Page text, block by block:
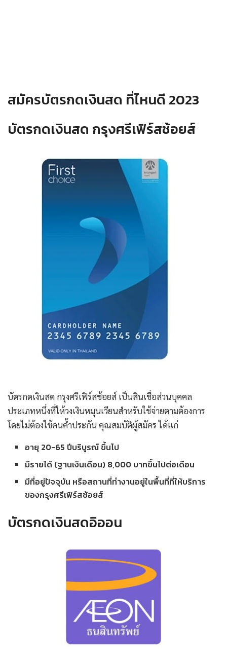
สมัครบัตรกดเงินสด ที่ไหนดี 2023
บัตรกดเงินสด กรุงศรีเฟิร์สช้อยส์
บัตรกดเงินสด กรุงศรีเฟิร์สช้อยส์ เป็นสินเชื่อส่วนบุคคล
ประเภทหนึ่งที่ให้วงเงินหมุนเวียนสำหรับใช้จ่ายตามต้องการ
โดยไม่ต้องใช้คนค้ำประกัน คุณสมบัติผู้สมัคร ได้แก่
อายุ 20-65 ปีบริบูรณ์ ขึ้นไป
มีรายได้ (ฐานเงินเดือน) 8,000 บาทขึ้นไปต่อเดือน
มีที่อยู่ปัจจุบัน หรือสถานที่ทำงานอยู่ในพื้นที่ที่ให้บริการ
ของกรุงศรีเฟิร์สช้อยส์
บัตรกดเงินสดอิออน